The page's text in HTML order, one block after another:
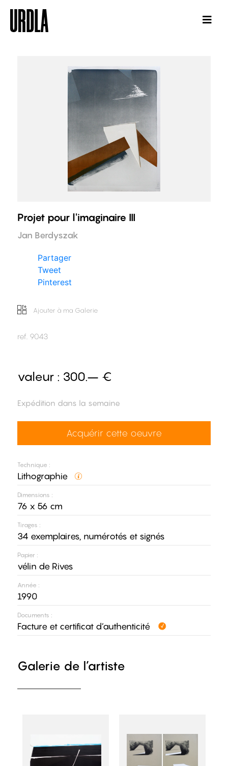
Projet pour l'imaginaire III
Jan Berdyszak
Partager
Tweet
Pinterest
Ajouter à ma Galerie
ref. 9043
Technique :
Lithographie
Dimensions :
76 x 56 cm
Tirages :
34 exemplaires, numérotés et signés
Papier :
vélin de Rives
Année :
1990
Documents :
Facture et certificat d’authenticité
valeur : 300.– €
Expédition dans la semaine
Acquérir cette oeuvre
Galerie de l’artiste